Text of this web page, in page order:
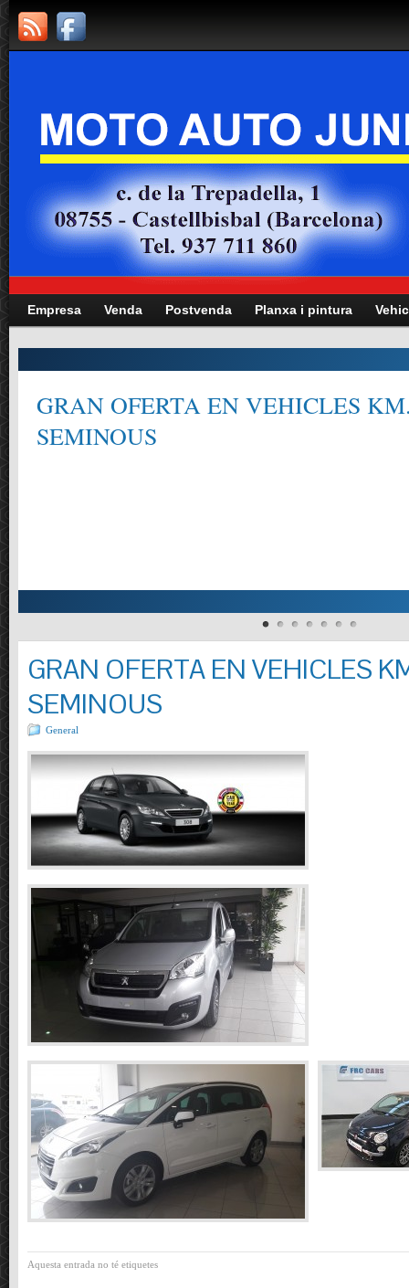
Empresa Venda Postvenda Planxa i pintura
GRAN OFERTA EN VEHICLES
SEMINOUS
GRAN OFERTA EN VEHICLES
SEMINOUS
General
Aquesta entrada no té etiquetes